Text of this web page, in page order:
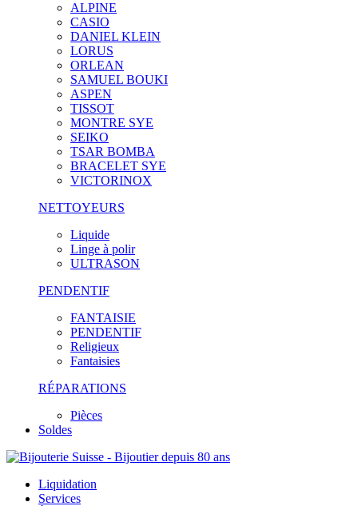
ALPINE
CASIO
DANIEL KLEIN
LORUS
ORLEAN
SAMUEL BOUKI
ASPEN
TISSOT
MONTRE SYE
SEIKO
TSAR BOMBA
BRACELET SYE
VICTORINOX
NETTOYEURS
Liquide
Linge à polir
ULTRASON
PENDENTIF
FANTAISIE
PENDENTIF
Religieux
Fantaisies
RÉPARATIONS
Pièces
Soldes
Liquidation
Services